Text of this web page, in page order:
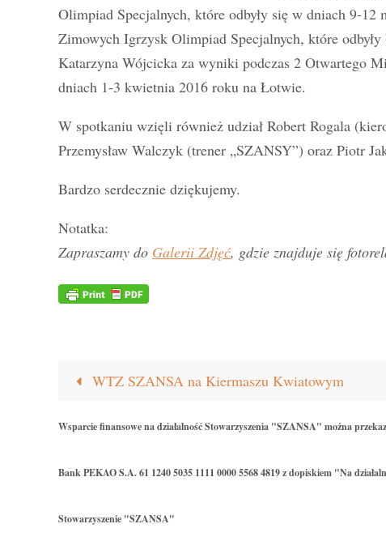
Olimpiad Specjalnych, które odbyły się w dniach 9-
Zimowych Igrzysk Olimpiad Specjalnych, które
Katarzyna Wójcicka za wyniki podczas 2 Otwartego
dniach 1-3 kwietnia 2016 roku na Łotwie.
W spotkaniu wzięli również udział Robert Rogala
Przemysław Walczyk (trener „SZANSY”) oraz Piotr
Bardzo serdecznie dziękujemy.
Notatka:
Zapraszamy do Galerii Zdjęć, gdzie znajduje się
WTZ SZANSA na Kiermaszu Kwiatowym
Wsparcie finansowe na działalność Stowarzyszenia "SZANSA" można
Bank PEKAO S.A. 61 1240 5035 1111 0000 5568 4819 z dopiskiem "Na
Stowarzyszenie "SZANSA"